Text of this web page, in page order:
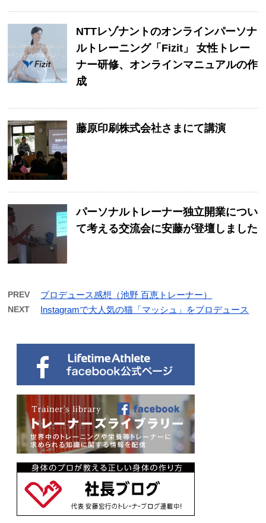
NTTレゾナントのオンラインパーソナ
ルトレーニング「Fizit」 女性トレー
ナー研修、オンラインマニュアルの作
成
藤原印刷株式会社さまにて講演
パーソナルトレーナー独立開業につい
て考える交流会に安藤が登壇しました
PREV プロデュース感想（池野 百恵トレーナー）
NEXT Instagramで大人気の猫「マッシュ」をプロデュース